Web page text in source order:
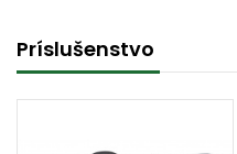
Príslušenstvo